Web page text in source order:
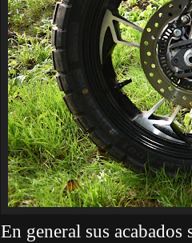
En general sus